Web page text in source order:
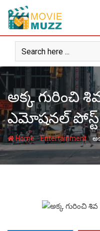
content
అక్క గురించి
ఎమోషనల్
Home-Entertainment-